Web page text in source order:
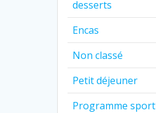
desserts
Encas
Non classé
Petit déjeuner
Programme sport